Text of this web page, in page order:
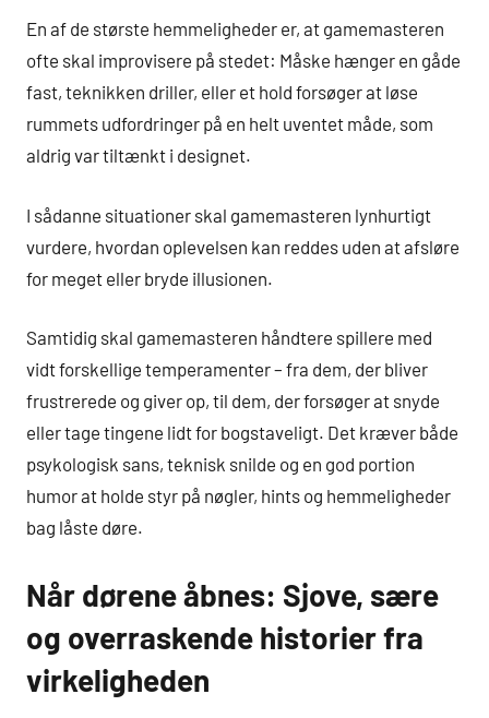
En af de største hemmeligheder er, at gamemasteren
ofte skal improvisere på stedet: Måske hænger en gåde
fast, teknikken driller, eller et hold forsøger at løse
rummets udfordringer på en helt uventet måde, som
aldrig var tiltænkt i designet.
I sådanne situationer skal gamemasteren lynhurtigt
vurdere, hvordan oplevelsen kan reddes uden at afsløre
for meget eller bryde illusionen.
Samtidig skal gamemasteren håndtere spillere med
vidt forskellige temperamenter – fra dem, der bliver
frustrerede og giver op, til dem, der forsøger at snyde
eller tage tingene lidt for bogstaveligt. Det kræver både
psykologisk sans, teknisk snilde og en god portion
humor at holde styr på nøgler, hints og hemmeligheder
bag låste døre.
Når dørene åbnes: Sjove, sære
og overraskende historier fra
virkeligheden